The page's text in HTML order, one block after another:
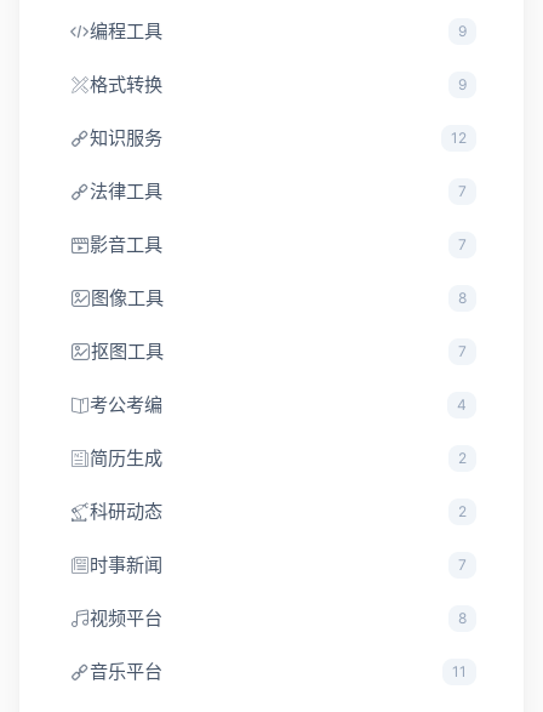
编程工具 9
格式转换 9
知识服务 12
法律工具 7
影音工具 7
图像工具 8
抠图工具 7
考公考编 4
简历生成 2
科研动态 2
时事新闻 7
视频平台 8
音乐平台 11